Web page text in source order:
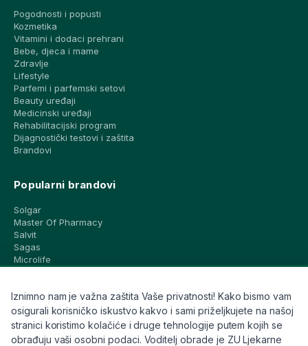
Pogodnosti i popusti
Kozmetika
Vitamini i dodaci prehrani
Bebe, djeca i mame
Zdravlje
Lifestyle
Parfemi i parfemski setovi
Beauty uređaji
Medicinski uređaji
Rehabilitacijski program
Dijagnostički testovi i zaštita
Brandovi
Popularni brandovi
Solgar
Master Of Pharmacy
Salvit
Sagas
Microlife
CeraVe
Eucerin
Avene
Bioderma
Iznimno nam je važna zaštita Vaše privatnosti! Kako bismo vam
osigurali korisničko iskustvo kakvo i sami priželjkujete na našoj
stranici koristimo kolačiće i druge tehnologije putem kojih se
obrađuju vaši osobni podaci. Voditelj obrade je ZU Ljekarne